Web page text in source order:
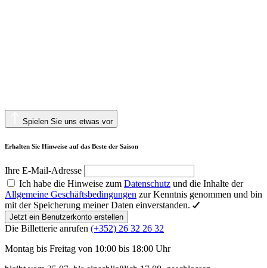
Spielen Sie uns etwas vor
Erhalten Sie Hinweise auf das Beste der Saison
Ihre E-Mail-Adresse
Ich habe die Hinweise zum Datenschutz und die Inhalte der
Allgemeine Geschäftsbedingungen zur Kenntnis genommen und bin
mit der Speicherung meiner Daten einverstanden.
Jetzt ein Benutzerkonto erstellen
Die Billetterie anrufen (+352) 26 32 26 32
Montag bis Freitag von 10:00 bis 18:00 Uhr